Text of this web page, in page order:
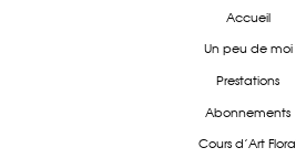
Accueil
Un peu de moi
Prestations
Abonnements
Cours d'Art Floral